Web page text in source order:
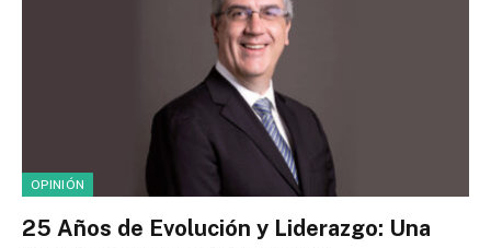
OPINIÓN
25 Años de Evolución y Liderazgo: Una